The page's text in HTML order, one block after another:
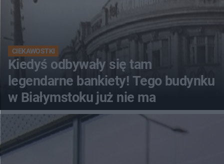
CIEKAWOSTKI
Kiedyś odbywały się tam
legendarne bankiety! Tego budynku
w Białymstoku już nie ma